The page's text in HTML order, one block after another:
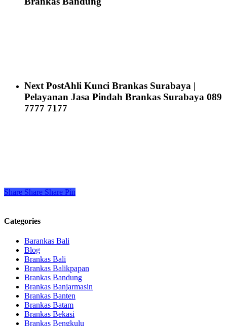
Next PostAhli Kunci Brankas Surabaya |
Pelayanan Jasa Pindah Brankas Surabaya 089
7777 7177
Share Share Share Pin
Categories
Barankas Bali
Blog
Brankas Bali
Brankas Balikpapan
Brankas Bandung
Brankas Banjarmasin
Brankas Banten
Brankas Batam
Brankas Bekasi
Brankas Bengkulu